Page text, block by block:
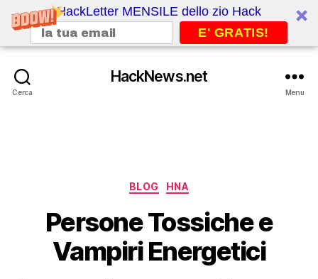
HackLetter MENSILE dello zio Hack
E' GRATIS!
Cerca
HackNews.net
Menu
Categorie
BLOG HNA
Persone Tossiche e
Vampiri Energetici